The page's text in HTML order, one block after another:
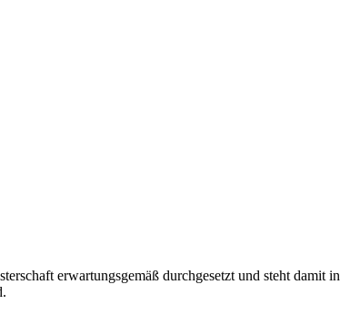
erwartungsgemäß durchgesetzt und steht damit in